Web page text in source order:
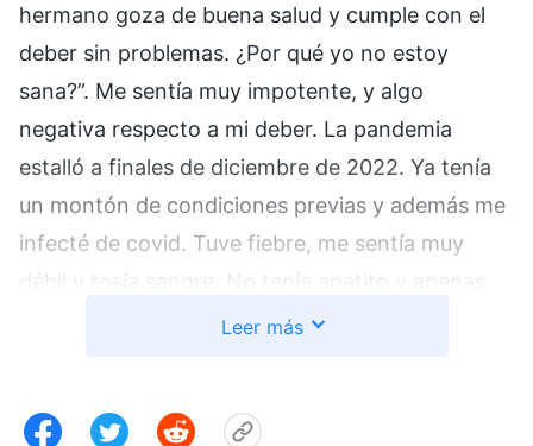
hermano goza de buena salud y cumple con el
deber sin problemas. ¿Por qué yo no estoy
sana?”. Me sentía muy impotente, y algo
negativa respecto a mi deber. La pandemia
estalló a finales de diciembre de 2022. Ya tenía
un montón de condiciones previas y además me
infecté de covid. Tuve fiebre, me sentía muy
débil y tosía sangre. No tenía apetito y apenas
comí en dos semanas. Me sentía fatal en aquel
realizando un deber? Algunos se contagiaban,
Leer más